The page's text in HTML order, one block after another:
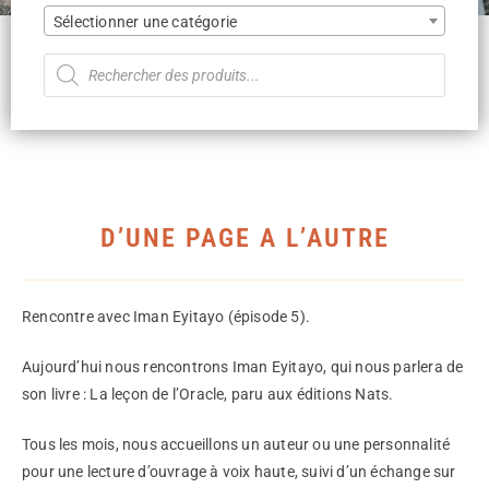
Sélectionner une catégorie
D’UNE PAGE A L’AUTRE
Rencontre avec Iman Eyitayo (épisode 5).
Aujourd’hui nous rencontrons Iman Eyitayo, qui nous parlera de
son livre : La leçon de l’Oracle, paru aux éditions Nats.
Tous les mois, nous accueillons un auteur ou une personnalité
pour une lecture d’ouvrage à voix haute, suivi d’un échange sur